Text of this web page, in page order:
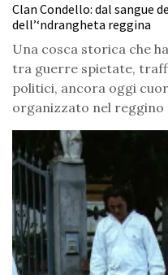
Clan Condello: dal sangue
dell’‘ndrangheta reggina
Una cosca storica che
tra guerre spietate,
politici, ancora oggi
organizzato nel reggino